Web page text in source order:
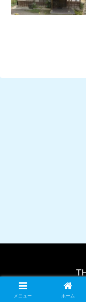
©
メニュー ホーム